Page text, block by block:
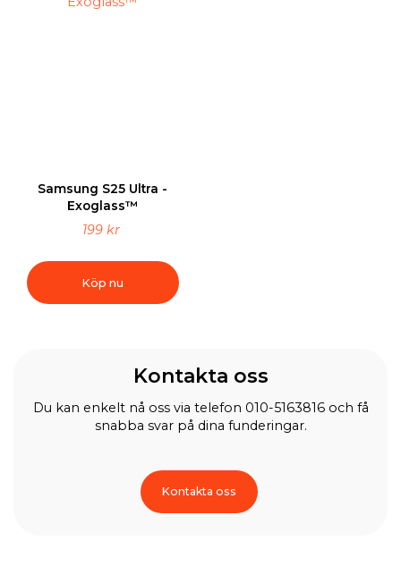
Samsung S25 Ultra -
Exoglass™
199 kr
Köp nu
Kontakta oss
Du kan enkelt nå oss via telefon 010-5163816 och få
snabba svar på dina funderingar.
Kontakta oss